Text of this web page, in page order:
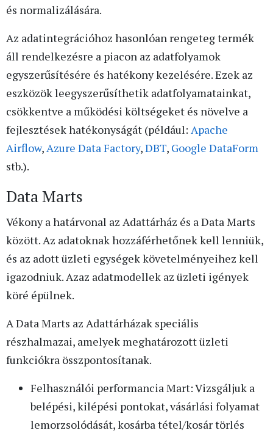
és normalizálására.
Az adatintegrációhoz hasonlóan rengeteg termék
áll rendelkezésre a piacon az adatfolyamok
egyszerűsítésére és hatékony kezelésére. Ezek az
eszközök leegyszerűsíthetik adatfolyamatainkat,
csökkentve a működési költségeket és növelve a
fejlesztések hatékonyságát (például: Apache
Airflow,Azure Data Factory,DBT, Google DataForm
stb.).
Data Marts
Vékony a határvonal az Adattárház és a Data Marts
között.Az adatoknak hozzáférhetőnek kell lenniük,
és az adott üzleti egységek követelményeihez kell
igazodniuk. Azaz adatmodellek az üzleti igények
köré épülnek.
A Data Marts az Adattárházak speciális
részhalmazai, amelyek meghatározott üzleti
funkciókra összpontosítanak.
Felhasználói performancia Mart: Vizsgáljuk a
belépési, kilépési pontokat, vásárlási folyamat
lemorzsolódását, kosárba tétel/kosár törlés